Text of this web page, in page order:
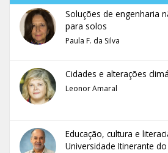
Soluções de engenharia
para solos
Paula F. da Silva
Cidades e alterações
Leonor Amaral
Educação, cultura e
Universidade Itinerante